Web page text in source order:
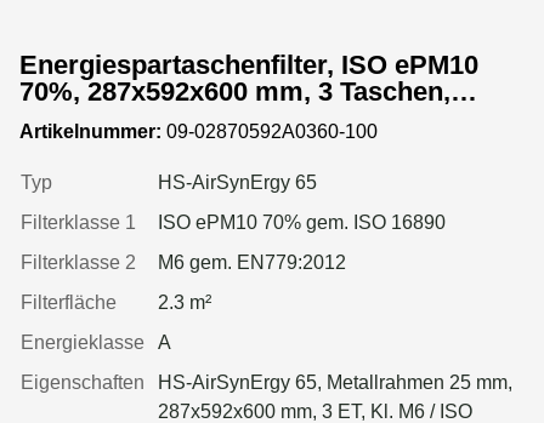
Energiespartaschenfilter, ISO ePM10
70%, 287x592x600 mm, 3 Taschen,
Metallrahmen
Artikelnummer: 09-02870592A0360-100
Typ
HS-AirSynErgy 65
Filterklasse 1
ISO ePM10 70% gem. ISO 16890
Filterklasse 2
M6 gem. EN779:2012
Filterfläche
2.3 m²
Energieklasse
A
Eigenschaften
HS-AirSynErgy 65, Metallrahmen 25 mm,
287x592x600 mm, 3 ET, Kl. M6 / ISO